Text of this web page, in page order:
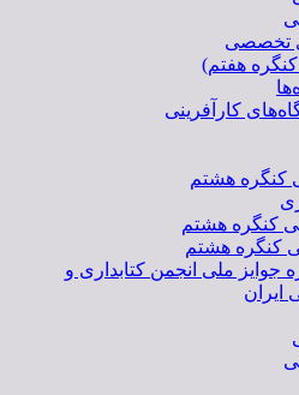
تخصصی
هفتم)
کارآفرینی
کنگره هشتم
کنگره هشتم
کنگره هشتم
جوایز ملی انجمن کتابداری و
ایران